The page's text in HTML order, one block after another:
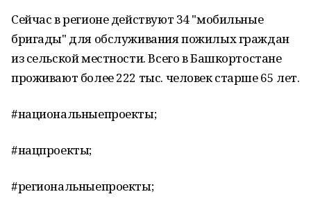
Сейчас в регионе действуют 34 "мобильные
бригады" для обслуживания пожилых граждан
из сельской местности. Всего в Башкортостане
проживают более 222 тыс. человек старше 65 лет.
#национальныепроекты;
#нацпроекты;
#региональныепроекты;